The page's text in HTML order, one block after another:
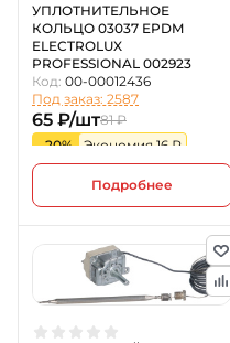
УПЛОТНИТЕЛЬНОЕ
КОЛЬЦО 03037 EPDM
ELECTROLUX
PROFESSIONAL 002923
Код: 00-00012436
Под заказ: 2587
65 ₽/шт81 ₽
-20%
Экономия 16 ₽
Подробнее